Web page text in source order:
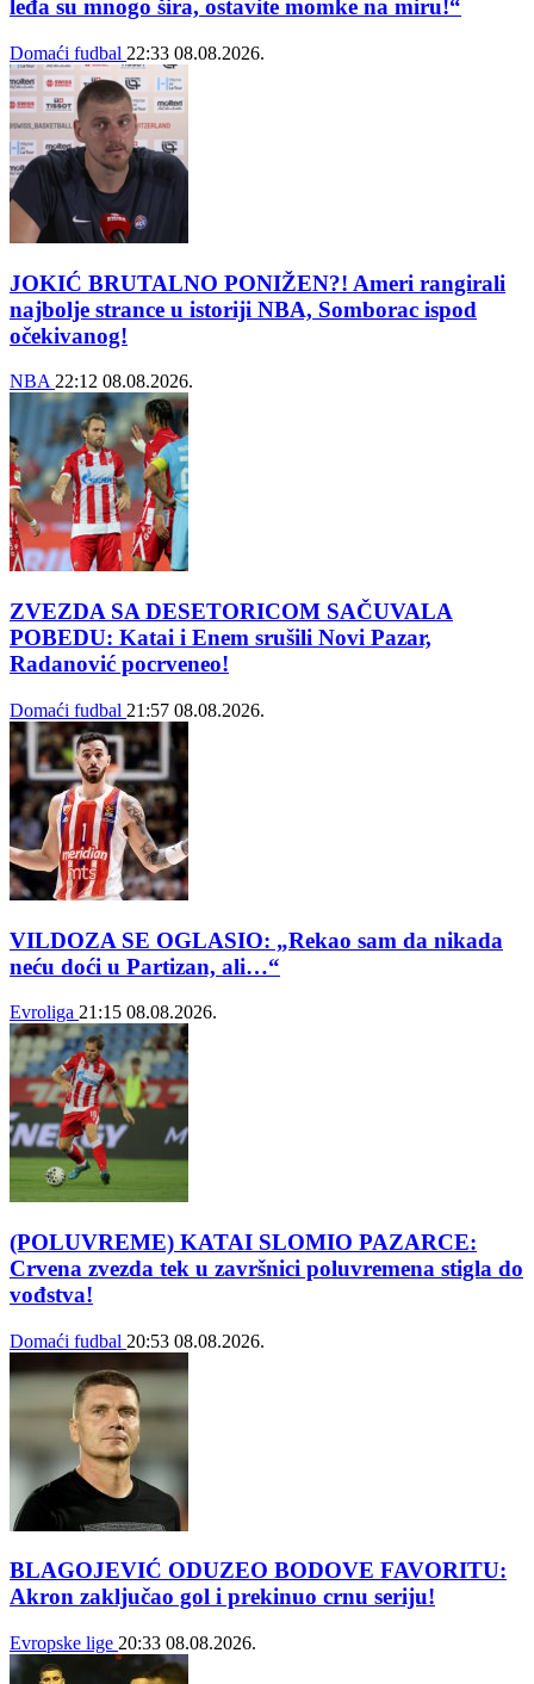
leđa su mnogo šira, ostavite momke na miru!“
Domaći fudbal 22:33 08.08.2026.
JOKIĆ BRUTALNO PONIŽEN?! Ameri rangirali
najbolje strance u istoriji NBA, Somborac ispod
očekivanog!
NBA22:12 08.08.2026.
ZVEZDA SA DESETORICOM SAČUVALA
POBEDU: Katai i Enem srušili Novi Pazar,
Radanović pocrveneo!
Domaći fudbal 21:57 08.08.2026.
VILDOZA SE OGLASIO: „Rekao sam da nikada
neću doći u Partizan, ali…“
Evroliga 21:15 08.08.2026.
(POLUVREME) KATAI SLOMIO PAZARCE:
Crvena zvezda tek u završnici poluvremena stigla do
vođstva!
Domaći fudbal 20:53 08.08.2026.
BLAGOJEVIĆ ODUZEO BODOVE FAVORITU:
Akron zaključao gol i prekinuo crnu seriju!
Evropske lige 20:33 08.08.2026.